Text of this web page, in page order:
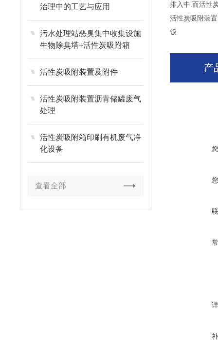
治理中的工艺与应用
污水处理站恶臭集中收集设施
生物除臭塔+活性炭吸附箱
活性炭吸附装置及附件
活性炭吸附装置沥青储罐废气
处理
活性炭吸附箱印刷有机废气净
化设备
查看全部
排入中.而活性
活性炭吸附装
饭
产